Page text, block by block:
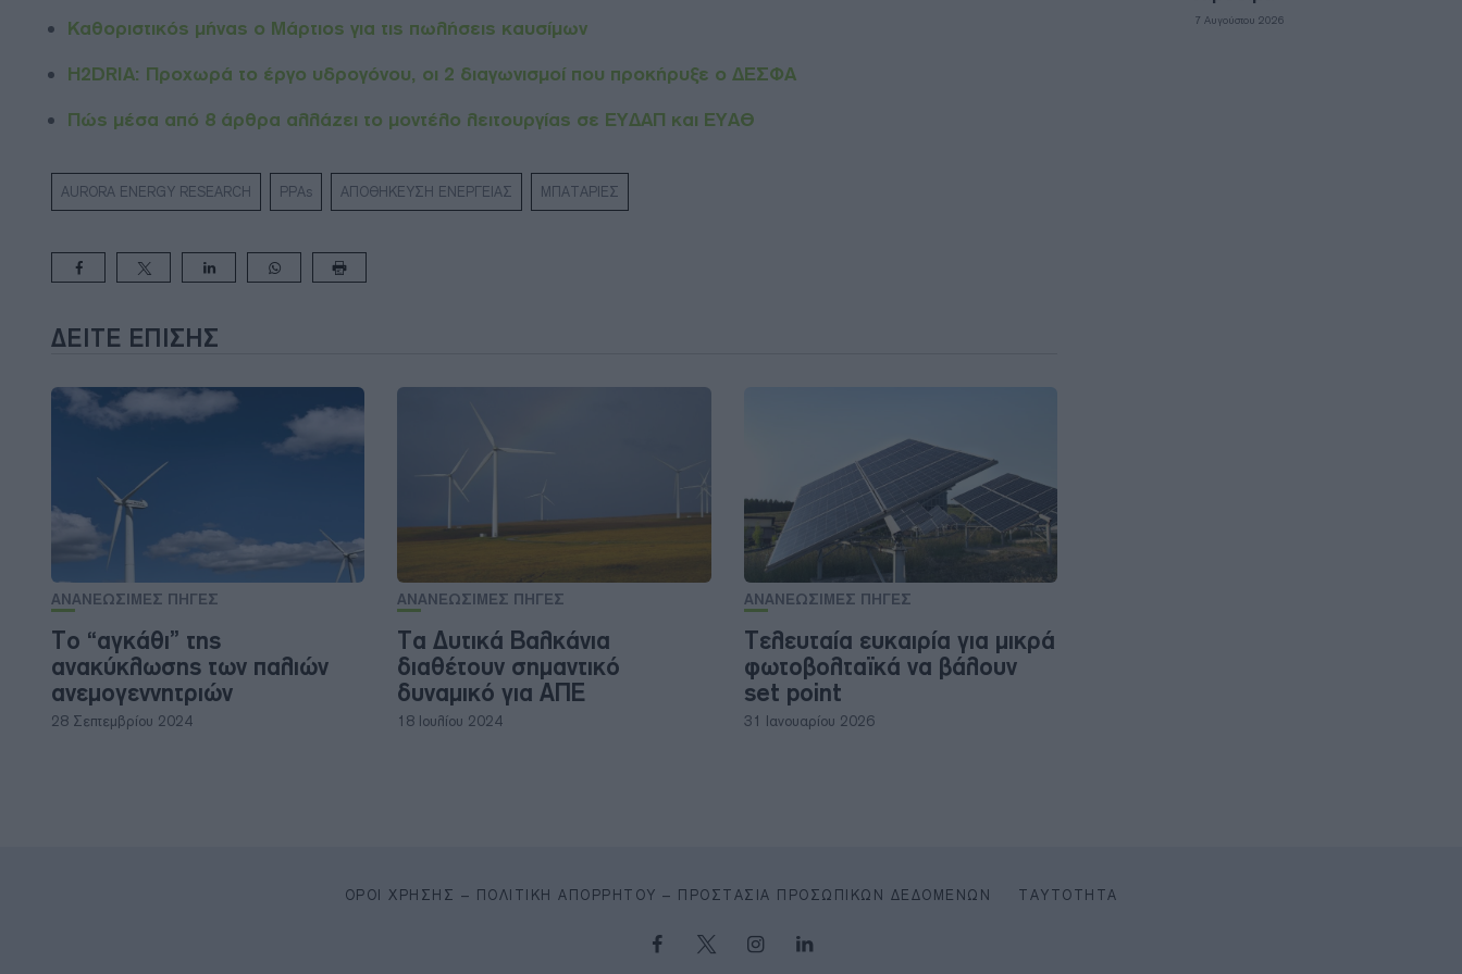
Καθοριστικός μήνας ο Μάρτιος για τις πωλήσεις καυσίμων
H2DRIA: Προχωρά το έργο υδρογόνου, οι 2 διαγωνισμοί που προκήρυξε ο ΔΕΣΦΑ
Πώς μέσα από 8 άρθρα αλλάζει το μοντέλο λειτουργίας σε ΕΥΔΑΠ και ΕΥΑΘ
AURORA ENERGY RESEARCH PPAs ΑΠΟΘΗΚΕΥΣΗ ΕΝΕΡΓΕΙΑΣ ΜΠΑΤΑΡΙΕΣ
ΔΕΊΤΕ ΕΠΊΣΗΣ
ΑΝΑΝΕΩΣΙΜΕΣ ΠΗΓΕΣ
Το “αγκάθι” της
ανακύκλωσης των παλιών
ανεμογεννητριών
28 Σεπτεμβρίου 2024
ΑΝΑΝΕΩΣΙΜΕΣ ΠΗΓΕΣ
Τα Δυτικά Βαλκάνια
διαθέτουν σημαντικό
δυναμικό για ΑΠΕ
18 Ιουλίου 2024
ΑΝΑΝΕΩΣΙΜΕΣ ΠΗΓΕΣ
Τελευταία ευκαιρία για μικρά
φωτοβολταϊκά να βάλουν
set point
31 Ιανουαρίου 2026
7 Αυγούστου 2026
ΌΡΟΙ ΧΡΉΣΗΣ – ΠΟΛΙΤΙΚΉ ΑΠΟΡΡΉΤΟΥ – ΠΡΟΣΤΑΣΊΑ ΠΡΟΣΩΠΙΚΏΝ ΔΕΔΟΜΈΝΩΝ ΤΑΥΤΌΤΗΤΑ